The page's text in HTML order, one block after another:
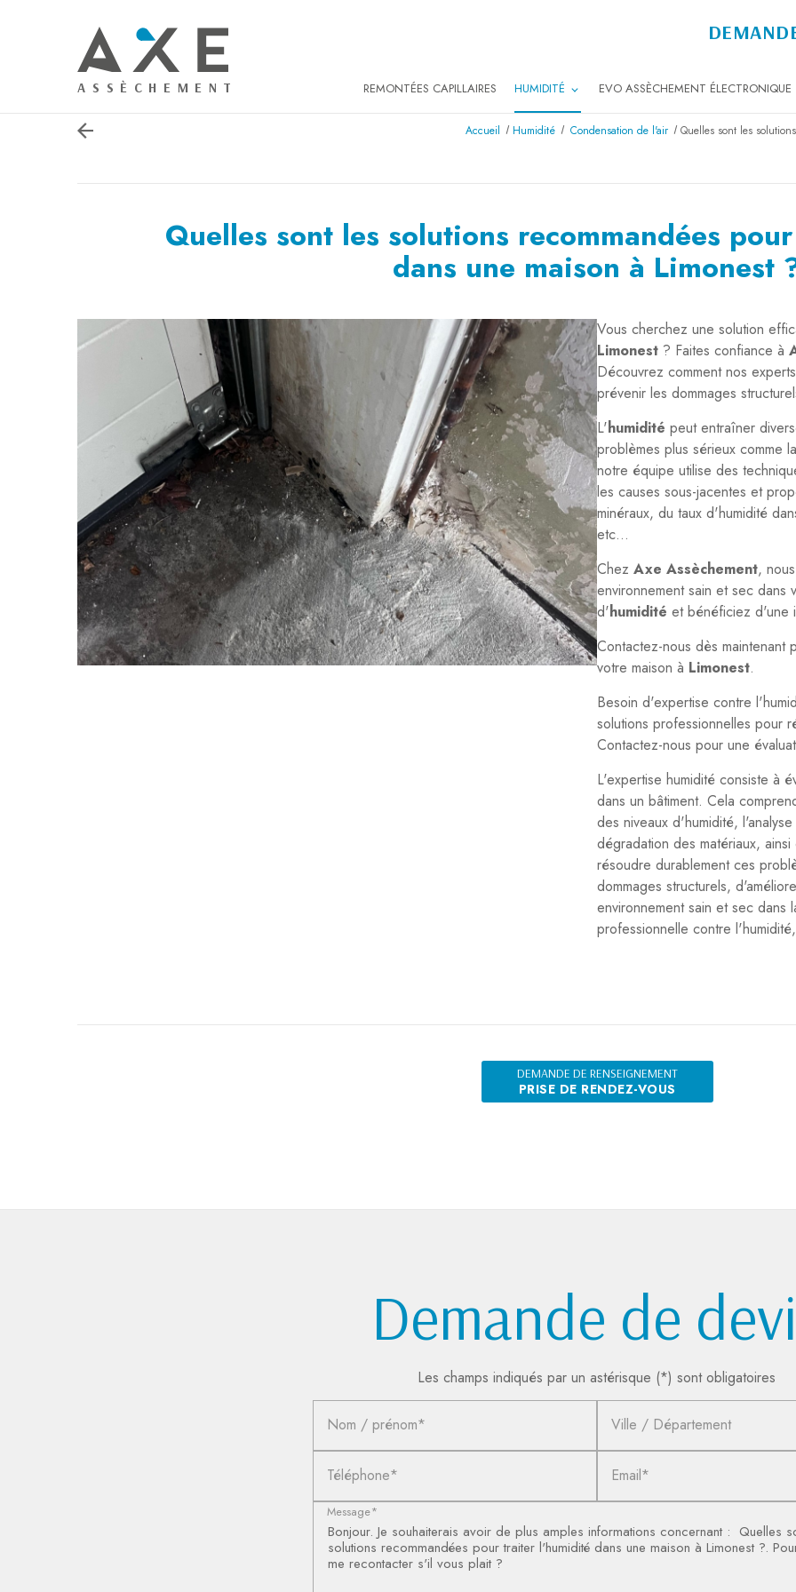
REMONTÉES CAPILLAIRES HUMIDITÉ EVO ASSÈCHEMENT ÉLECTRONIQUE
Accueil Humidité Condensation de l'air Quelles sont les
Quelles sont les solutions recommandées
dans une maison à Limonest
Vous cherchez une solution
Limonest ? Faites confiance à
Découvrez comment nos
prévenir les dommages
L'humidité peut entraîner
problèmes plus sérieux comme
notre équipe utilise des
les causes sous-jacentes et
minéraux, du taux d'humidité
etc...
Chez Axe Assèchement,
environnement sain et sec dans
d'humidité et bénéficiez d'une
Contactez-nous dès
votre maison à Limonest.
Besoin d'expertise contre
solutions professionnelles pour
Contactez-nous pour une
L'expertise humidité consiste à
dans un bâtiment. Cela
des niveaux d'humidité,
dégradation des matériaux,
résoudre durablement ces
dommages structurels,
environnement sain et sec
professionnelle contre
DEMANDE DE RENSEIGNEMENT
PRISE DE RENDEZ-VOUS
Demande de
Les champs indiqués par un astérisque (*) sont obligatoires
Nom / prénom* Ville / Département
Téléphone* Email*
Message*